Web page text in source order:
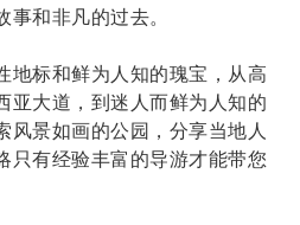
事和非凡的过去。
地标和鲜为人知的瑰宝，从高
亚大道，到迷人而鲜为人知的
风景如画的公园，分享当地人
只有经验丰富的导游才能带您